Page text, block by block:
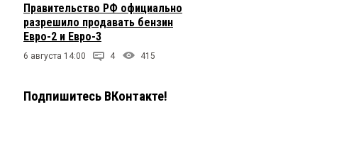
Правительство РФ официально
разрешило продавать бензин
Евро-2 и Евро-3
6 августа 14:00 4 415
Подпишитесь ВКонтакте!